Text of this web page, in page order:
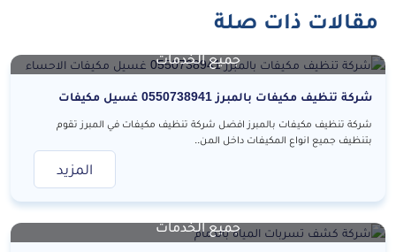
مقالات ذات صلة
جميع الخدمات
شركة تنظيف مكيفات بالمبرز 0550738941 غسيل مكيفات
شركة تنظيف مكيفات بالمبرز افضل شركة تنظيف مكيفات في المبرز تقوم
بتنظيف جميع انواع المكيفات داخل المن..
المزيد
جميع الخدمات